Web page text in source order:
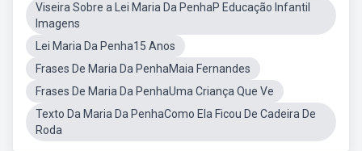
Viseira Sobre a Lei Maria Da PenhaP Educação Infantil
Imagens
Lei Maria Da Penha15 Anos
Frases De Maria Da PenhaMaia Fernandes
Frases De Maria Da PenhaUma Criança Que Ve
Texto Da Maria Da PenhaComo Ela Ficou De Cadeira De
Roda